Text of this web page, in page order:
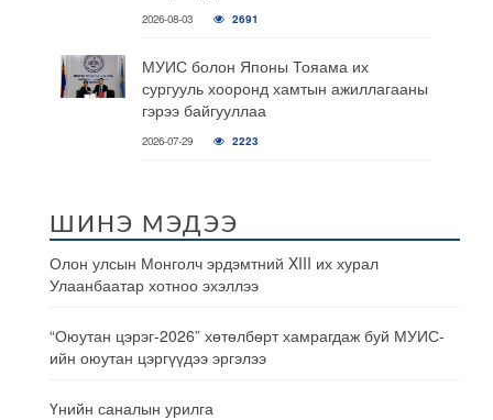
2026-08-03 2691
МУИС болон Японы Тояама их
сургууль хооронд хамтын ажиллагааны
гэрээ байгууллаа
2026-07-29 2223
ШИНЭ МЭДЭЭ
Олон улсын Монголч эрдэмтний XIII их хурал
Улаанбаатар хотноо эхэллээ
“Оюутан цэрэг-2026” хөтөлбөрт хамрагдаж буй МУИС-
ийн оюутан цэргүүдээ эргэлээ
Үнийн саналын урилга